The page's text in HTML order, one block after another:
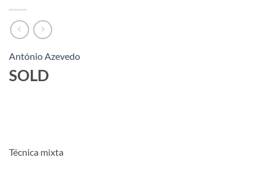
António Azevedo
SOLD
Técnica mixta